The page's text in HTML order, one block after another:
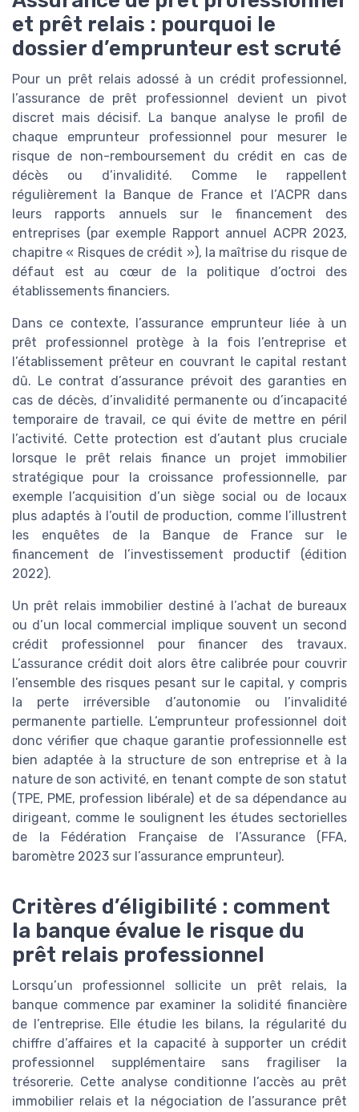
et prêt relais : pourquoi le
dossier d’emprunteur est scruté
Pour un prêt relais adossé à un crédit professionnel,
l’assurance de prêt professionnel devient un pivot
discret mais décisif. La banque analyse le profil de
chaque emprunteur professionnel pour mesurer le
risque de non-remboursement du crédit en cas de
décès ou d’invalidité. Comme le rappellent
régulièrement la Banque de France et l’ACPR dans
leurs rapports annuels sur le financement des
entreprises (par exemple Rapport annuel ACPR 2023,
chapitre « Risques de crédit »), la maîtrise du risque de
défaut est au cœur de la politique d’octroi des
établissements financiers.
Dans ce contexte, l’assurance emprunteur liée à un
prêt professionnel protège à la fois l’entreprise et
l’établissement prêteur en couvrant le capital restant
dû. Le contrat d’assurance prévoit des garanties en
cas de décès, d’invalidité permanente ou d’incapacité
temporaire de travail, ce qui évite de mettre en péril
l’activité. Cette protection est d’autant plus cruciale
lorsque le prêt relais finance un projet immobilier
stratégique pour la croissance professionnelle, par
exemple l’acquisition d’un siège social ou de locaux
plus adaptés à l’outil de production, comme l’illustrent
les enquêtes de la Banque de France sur le
financement de l’investissement productif (édition
2022).
Un prêt relais immobilier destiné à l’achat de bureaux
ou d’un local commercial implique souvent un second
crédit professionnel pour financer des travaux.
L’assurance crédit doit alors être calibrée pour couvrir
l’ensemble des risques pesant sur le capital, y compris
la perte irréversible d’autonomie ou l’invalidité
permanente partielle. L’emprunteur professionnel doit
donc vérifier que chaque garantie professionnelle est
bien adaptée à la structure de son entreprise et à la
nature de son activité, en tenant compte de son statut
(TPE, PME, profession libérale) et de sa dépendance au
dirigeant, comme le soulignent les études sectorielles
de la Fédération Française de l’Assurance (FFA,
baromètre 2023 sur l’assurance emprunteur).
Critères d’éligibilité : comment
la banque évalue le risque du
prêt relais professionnel
Lorsqu’un professionnel sollicite un prêt relais, la
banque commence par examiner la solidité financière
de l’entreprise. Elle étudie les bilans, la régularité du
chiffre d’affaires et la capacité à supporter un crédit
professionnel supplémentaire sans fragiliser la
trésorerie. Cette analyse conditionne l’accès au prêt
immobilier relais et la négociation de l’assurance prêt